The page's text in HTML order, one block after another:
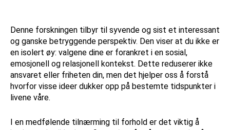
Denne forskningen tilbyr til syvende og sist et interessant
og ganske betryggende perspektiv. Den viser at du ikke er
en isolert øy: valgene dine er forankret i en sosial,
emosjonell og relasjonell kontekst. Dette reduserer ikke
ansvaret eller friheten din, men det hjelper oss å forstå
hvorfor visse ideer dukker opp på bestemte tidspunkter i
livene våre.
I en medfølende tilnærming til forhold er det viktig å